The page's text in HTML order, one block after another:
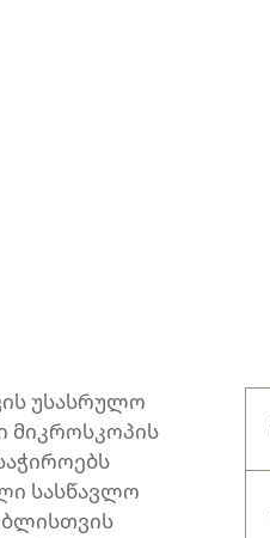
უსასრულო
მიკროსკოპის
სასწავლო